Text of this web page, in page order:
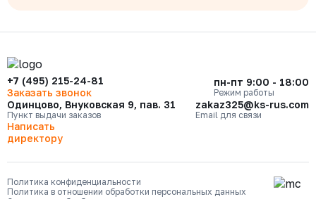
+7 (495) 215-24-81
Заказать звонок
пн-пт 9:00 - 18:00
Режим работы
Одинцово, Внуковская 9, пав. 31
Пункт выдачи заказов
zakaz325@ks-rus.com
Email для связи
Написать
директору
Политика конфиденциальности
Политика в отношении обработки персональных данных